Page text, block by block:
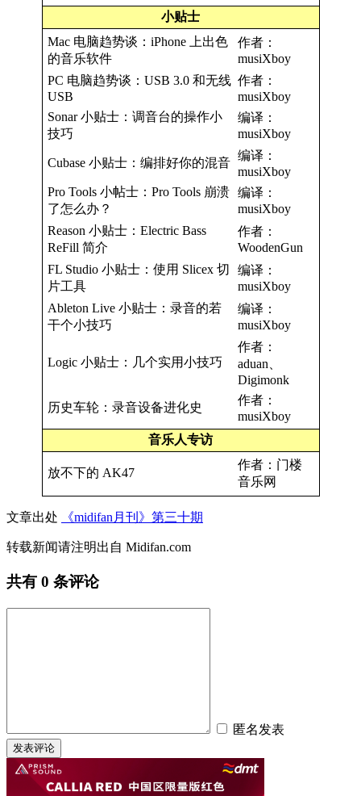
小贴士
Mac 电脑趋势谈：iPhone 上出色
的音乐软件
作者：
musiXboy
PC 电脑趋势谈：USB 3.0 和无线
USB
作者：
musiXboy
Sonar 小贴士：调音台的操作小
技巧
编译：
musiXboy
Cubase 小贴士：编排好你的混音
编译：
musiXboy
Pro Tools 小帖士：Pro Tools 崩溃
了怎么办？
编译：
musiXboy
Reason 小贴士：Electric Bass
ReFill 简介
作者：
WoodenGun
FL Studio 小贴士：使用 Slicex 切
片工具
编译：
musiXboy
Ableton Live 小贴士：录音的若
干个小技巧
编译：
musiXboy
Logic 小贴士：几个实用小技巧
作者：
aduan、
Digimonk
历史车轮：录音设备进化史
作者：
musiXboy
音乐人专访
放不下的 AK47
作者：门楼
音乐网
文章出处 《midifan月刊》第三十期
转载新闻请注明出自 Midifan.com
共有 0 条评论
匿名发表